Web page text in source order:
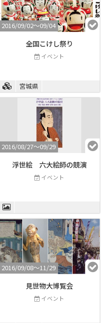
2016/09/02〜09/04
全国こけし祭り
イベント
宮城県
2016/08/27〜09/29
浮世絵 六大絵師の競演
イベント
2016/09/08〜11/29
見世物大博覧会
イベント